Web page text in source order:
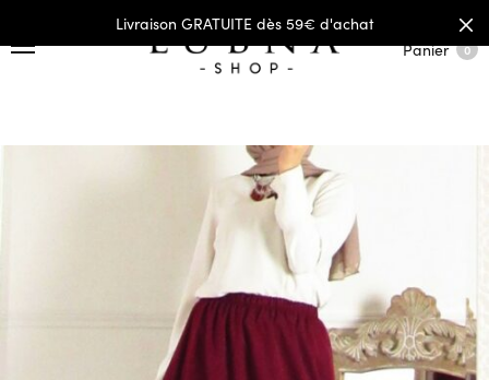
Livraison GRATUITE dès 59€ d'achat
Panier
0